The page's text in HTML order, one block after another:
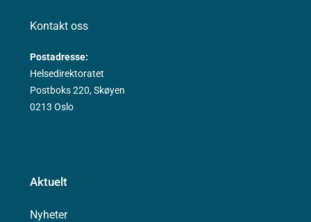
Kontakt oss
Postadresse:
Helsedirektoratet
Postboks 220, Skøyen
0213 Oslo
Aktuelt
Nyheter